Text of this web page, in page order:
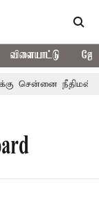
விளையாட்டு
சென்னை நீதிமன்றம்